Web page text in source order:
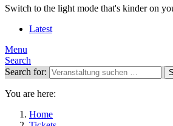
Switch to the light mode that's kinder on
Latest
Menu
Search
Search for:
You are here:
Home